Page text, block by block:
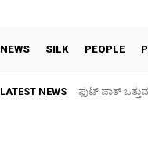
NEWS SILK PEOPLE
LATEST NEWS ಫುಟ್‌ ಪಾತ್
ಪಶು ಆರೋಗ್ಯ